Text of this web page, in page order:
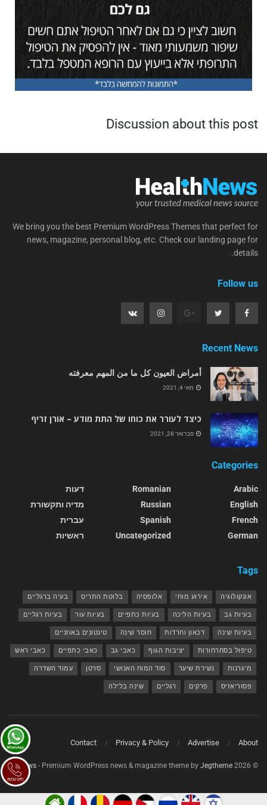
Discussion about this post
We bring you the best Premium WordPress Themes that perfect for
news, magazine, personal blog, etc. Check our landing page for
details.
Follow us
Recent News
أمراض العيون كل ما من المهم معرفته
מאי 4, 2021
כיצד לעורר את כוחו של התת מודע – אורן זריף
פברואר 28, 2021
Categories
Arabic
English
French
German
Romanian
Russian
Spanish
Uncategorized
דעות
מדיה ותקשורת
עברית
ראשיות
Tags
אונקולוגיה אירוע מוחי אלופסיה בלוטת התריס בעיה ברגליים
בעיות גב בעיות הליכה בעיות כתפיים בעיות עור בעיות רגליים
בעיות שינה דכאון וחרדות חוסר שינה טינטונים באוזניים
טיפול בסחרחורות יציבות הגוף כאבי גב כאבי כתפיים כאבי ראש
מיגרנות נשירת שיער סוד המוח האנושי סרטן עמוד השדרה
פסוריאזיס פרקים רגליים שינה בלילה
About
Advertise
Privacy & Policy
Contact
© 2026
JNews - Premium WordPress news & magazine theme by Jegtheme
.